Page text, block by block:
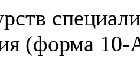
(форма